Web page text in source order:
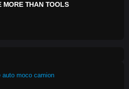
MORE THAN TOOLS
auto moco camion